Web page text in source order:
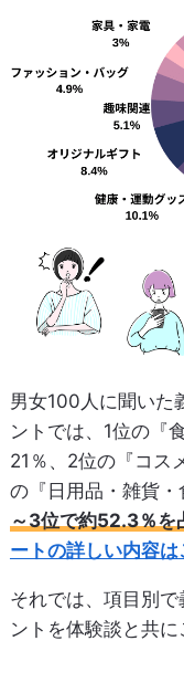
男女100人に聞いた
ントでは、1位の『
21％、2位の『コス
の『日用品・雑貨・
～3位で約52.3％を
ートの詳しい内容は
それでは、項目別
ントを体験談と共に